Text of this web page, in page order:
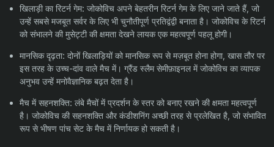
खिलाड़ी का रिटर्न गेम: जोकोविच अपने बेहतरीन रिटर्न गेम के लिए जाने जाते हैं, जो
उन्हें सबसे मजबूत सर्वर के लिए भी चुनौतीपूर्ण प्रतिद्वंद्वी बनाता है। जोकोविच के रिटर्न
को संभालने की मुसेट्टी की क्षमता देखने लायक एक महत्वपूर्ण पहलू होगी।
मानसिक दृढ़ता: दोनों खिलाड़ियों को मानसिक रूप से मज़बूत होना होगा, खास तौर पर
इस तरह के उच्च-दांव वाले मैच में। ग्रैंड स्लैम सेमीफ़ाइनल में जोकोविच का व्यापक
अनुभव उन्हें मनोवैज्ञानिक बढ़त देता है।
मैच में सहनशक्ति: लंबे मैचों में प्रदर्शन के स्तर को बनाए रखने की क्षमता महत्वपूर्ण
है। जोकोविच की सहनशक्ति और कंडीशनिंग अच्छी तरह से प्रलेखित है, जो संभावित
रूप से भीषण पांच सेट के मैच में निर्णायक हो सकती है।